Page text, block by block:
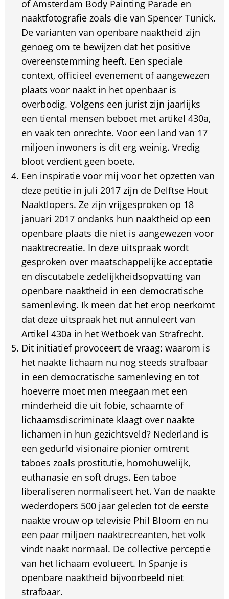
of Amsterdam Body Painting Parade en
naaktfotografie zoals die van Spencer Tunick.
De varianten van openbare naaktheid zijn
genoeg om te bewijzen dat het positive
overeenstemming heeft. Een speciale
context, officieel evenement of aangewezen
plaats voor naakt in het openbaar is
overbodig. Volgens een jurist zijn jaarlijks
een tiental mensen beboet met artikel 430a,
en vaak ten onrechte. Voor een land van 17
miljoen inwoners is dit erg weinig. Vredig
bloot verdient geen boete.
Een inspiratie voor mij voor het opzetten van
deze petitie in juli 2017 zijn de Delftse Hout
Naaktlopers. Ze zijn vrijgesproken op 18
januari 2017 ondanks hun naaktheid op een
openbare plaats die niet is aangewezen voor
naaktrecreatie. In deze uitspraak wordt
gesproken over maatschappelijke acceptatie
en discutabele zedelijkheidsopvatting van
openbare naaktheid in een democratische
samenleving. Ik meen dat het erop neerkomt
dat deze uitspraak het nut annuleert van
Artikel 430a in het Wetboek van Strafrecht.
Dit initiatief provoceert de vraag: waarom is
het naakte lichaam nu nog steeds strafbaar
in een democratische samenleving en tot
hoeverre moet men meegaan met een
minderheid die uit fobie, schaamte of
lichaamsdiscriminate klaagt over naakte
lichamen in hun gezichtsveld? Nederland is
een gedurfd visionaire pionier omtrent
taboes zoals prostitutie, homohuwelijk,
euthanasie en soft drugs. Een taboe
liberaliseren normaliseert het. Van de naakte
wederdopers 500 jaar geleden tot de eerste
naakte vrouw op televisie Phil Bloom en nu
een paar miljoen naaktrecreanten, het volk
vindt naakt normaal. De collective perceptie
van het lichaam evolueert. In Spanje is
openbare naaktheid bijvoorbeeld niet
strafbaar.